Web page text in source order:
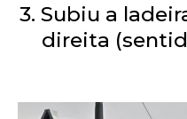
3. Subiu a
direita